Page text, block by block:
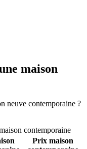
maison
neuve contemporaine ?
contemporaine
Prix maison